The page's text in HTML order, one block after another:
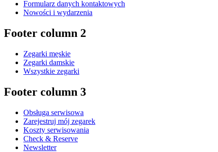
Formularz danych kontaktowych
Nowości i wydarzenia
Footer column 2
Zegarki męskie
Zegarki damskie
Wszystkie zegarki
Footer column 3
Obsługa serwisowa
Zarejestruj mój zegarek
Koszty serwisowania
Check & Reserve
Newsletter